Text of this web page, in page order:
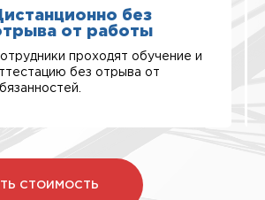
без
от работы
проходят обучение и
без отрыва от
СТОИМОСТЬ